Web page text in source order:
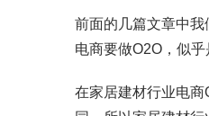
前面的几篇文章中
电商要做O2O，似
在家居建材行业电